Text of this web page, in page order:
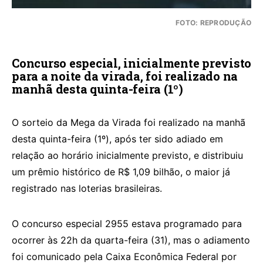
FOTO: REPRODUÇÃO
Concurso especial, inicialmente previsto
para a noite da virada, foi realizado na
manhã desta quinta-feira (1º)
O sorteio da Mega da Virada foi realizado na manhã
desta quinta-feira (1º), após ter sido adiado em
relação ao horário inicialmente previsto, e distribuiu
um prêmio histórico de R$ 1,09 bilhão, o maior já
registrado nas loterias brasileiras.
O concurso especial 2955 estava programado para
ocorrer às 22h da quarta-feira (31), mas o adiamento
foi comunicado pela Caixa Econômica Federal por